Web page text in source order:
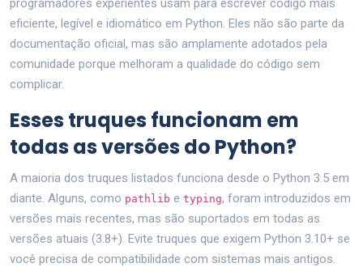
eficiente, legível e idiomático em Python. Eles não são parte da
documentação oficial, mas são amplamente adotados pela
comunidade porque melhoram a qualidade do código sem
complicar.
Esses truques funcionam em
todas as versões do Python?
A maioria dos truques listados funciona desde o Python 3.5 em
diante. Alguns, como pathlib e typing, foram introduzidos em
versões mais recentes, mas são suportados em todas as
versões atuais (3.8+). Evite truques que exigem Python 3.10+ se
você precisa de compatibilidade com sistemas mais antigos.